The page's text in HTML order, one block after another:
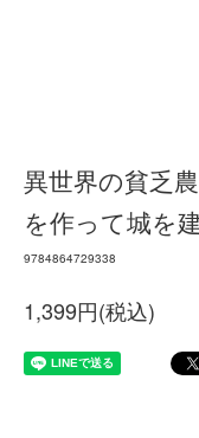
異世界の貧乏
を作って城を
9784864729338
1,399円(税込)